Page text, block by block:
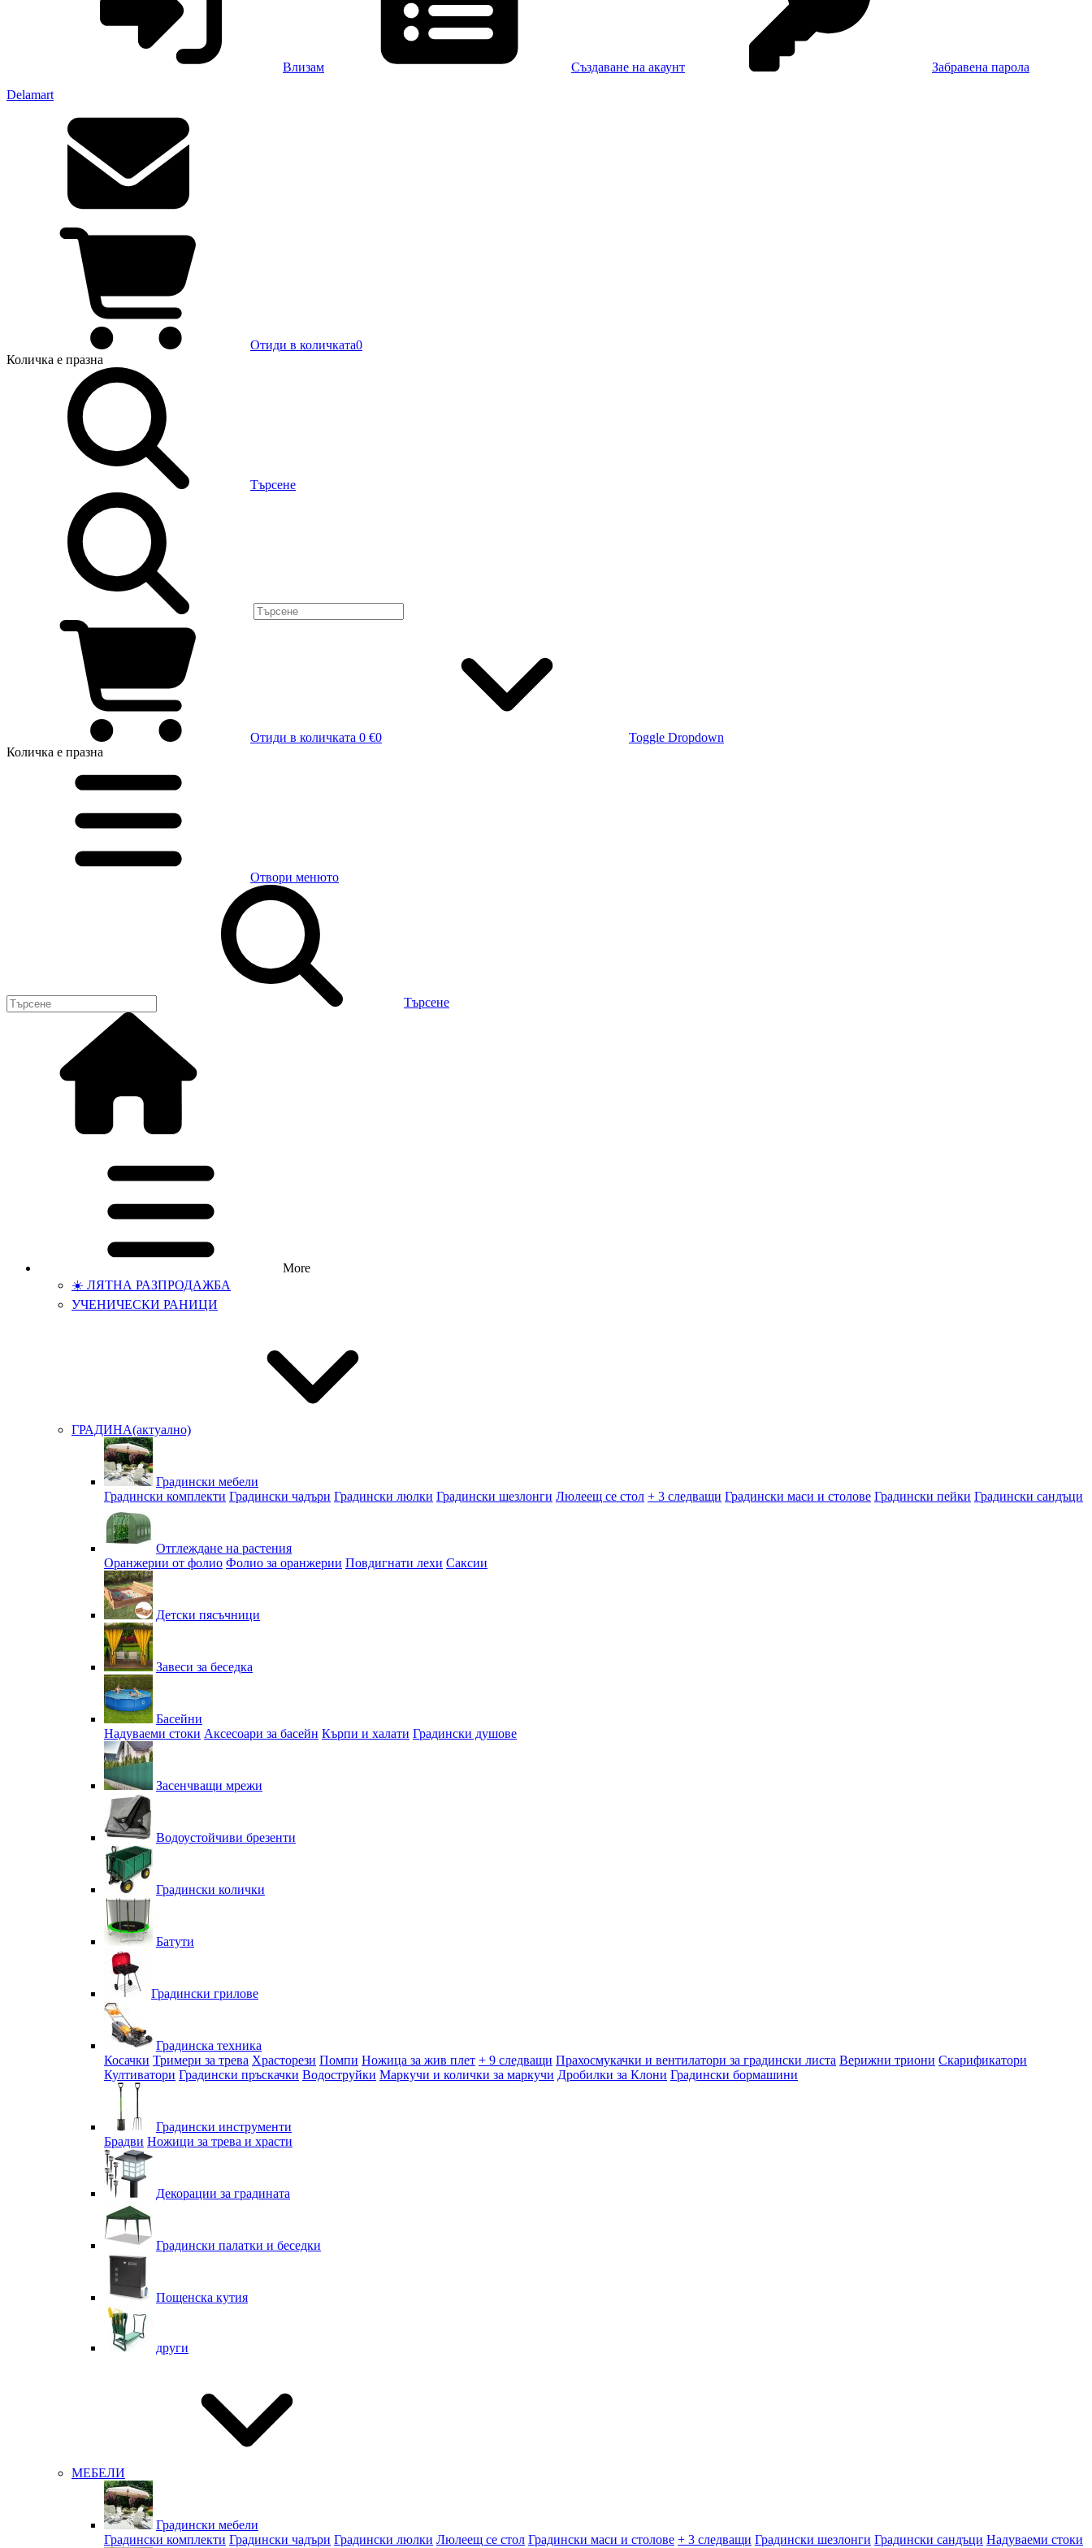
Влизам Създаване на акаунт
Забравена парола
Delamart
Отиди в количката0
Количка е празна
Търсене
Отиди в количката 0 €0
Toggle Dropdown
Количка е празна
Отвори менюто
Търсене
More
☀️ ЛЯТНА РАЗПРОДАЖБА
УЧЕНИЧЕСКИ РАНИЦИ
ГРАДИНА(актуално)
Градински мебели
Градински комплекти Градински чадъри Градински люлки Градински шезлонги Люлеещ се стол + 3 следващи Градински маси и столове Градински пейки Градински сандъци
Отглеждане на растения
Оранжерии от фолио Фолио за оранжерии Повдигнати лехи Саксии
Детски пясъчници
Завеси за беседка
Басейни
Надуваеми стоки Аксесоари за басейн Кърпи и халати Градински душове
Засенчващи мрежи
Водоустойчиви брезенти
Градински колички
Батути
Градински грилове
Градинска техника
Косачки Тримери за трева Храсторези Помпи Ножица за жив плет + 9 следващи Прахосмукачки и вентилатори за градински листа Верижни триони Скарификатори
Култиватори Градински пръскачки Водоструйки Маркучи и колички за маркучи Дробилки за Клони Градински бормашини
Градински инструменти
Брадви Ножици за трева и храсти
Декорации за градината
Градински палатки и беседки
Пощенска кутия
други
МЕБЕЛИ
Градински мебели
Градински комплекти Градински чадъри Градински люлки Люлеещ се стол Градински маси и столове + 3 следващи Градински шезлонги Градински сандъци Надуваеми стоки